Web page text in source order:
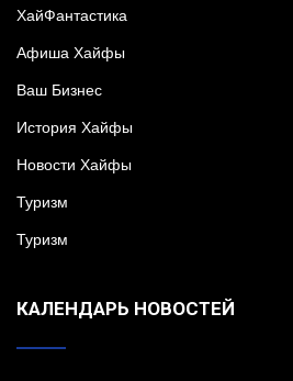
XайФантастика
Афиша Хайфы
Ваш Бизнес
История Хайфы
Новости Хайфы
Туризм
Туризм
КАЛЕНДАРЬ НОВОСТЕЙ